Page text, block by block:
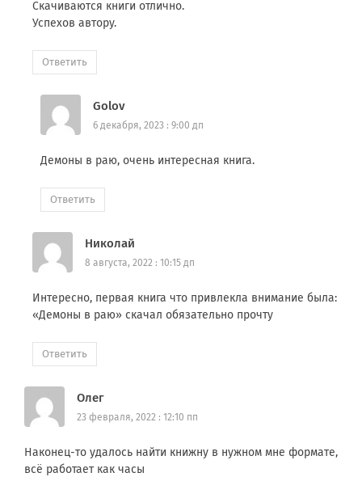
Скачиваются книги отлично.
Успехов автору.
Ответить
Golov
6 декабря, 2023 : 9:00 дп
Демоны в раю, очень интересная книга.
Ответить
Николай
8 августа, 2022 : 10:15 дп
Интересно, первая книга что привлекла внимание была:
«Демоны в раю» скачал обязательно прочту
Ответить
Олег
23 февраля, 2022 : 12:10 пп
Наконец-то удалось найти книжну в нужном мне формате,
всё работает как часы